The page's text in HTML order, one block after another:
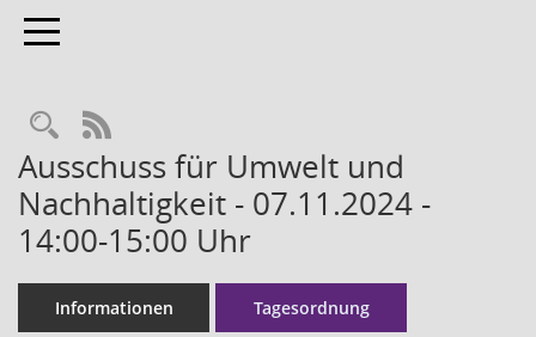
Toggle navigation
RSS-Feed
Ausschuss für Umwelt und
Nachhaltigkeit - 07.11.2024 -
14:00-15:00 Uhr
Informationen Tagesordnung